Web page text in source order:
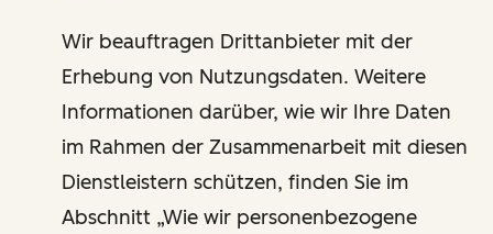
Wir beauftragen Drittanbieter mit der
Erhebung von Nutzungsdaten. Weitere
Informationen darüber, wie wir Ihre Daten
im Rahmen der Zusammenarbeit mit diesen
Dienstleistern schützen, finden Sie im
Abschnitt „Wie wir personenbezogene